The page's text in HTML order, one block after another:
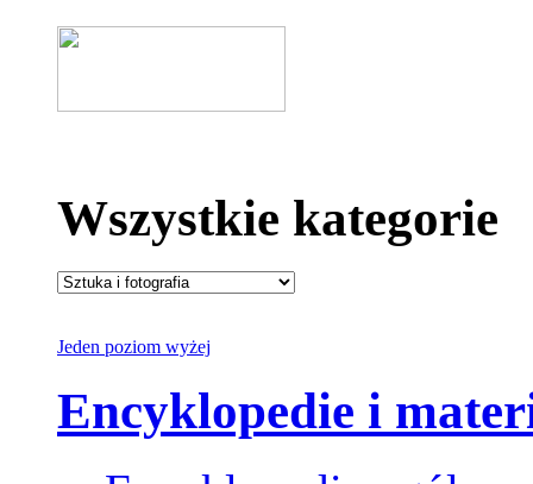
Wszystkie kategorie
Jeden poziom wyżej
Encyklopedie i